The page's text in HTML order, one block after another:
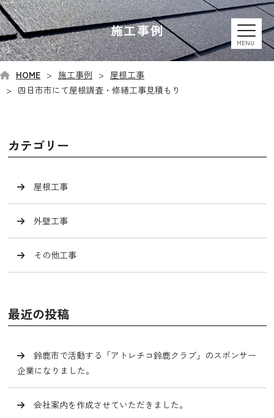
MENU
施工事例
HOME 施工事例
屋根工事
四日市市にて屋根調査・修繕工事見積もり
カテゴリー
屋根工事
外壁工事
その他工事
最近の投稿
鈴鹿市で活動する「アトレチコ鈴鹿クラブ」のスポンサー
企業になりました。
会社案内を作成させていただきました。